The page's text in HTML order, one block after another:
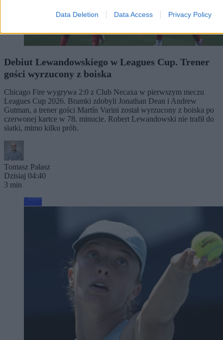
Data Deletion Data Access Privacy Policy
Debiut Lewandowskiego w Leagues Cup. Trener
gości wyrzucony z boiska
Chicago Fire wygrywa 2:0 z Club Necaxa w pierwszym meczu
Leagues Cup 2026. Bramki zdobyli Jonathan Dean i Andrew
Gutman, a trener gości Martín Varini został wyrzucony z boiska po
czerwonej kartce w 78. minucie. Robert Lewandowski nie trafił do
siatki, mimo kilku prób.
Tomasz Pałasz
Dzisiaj 04:40
3 min